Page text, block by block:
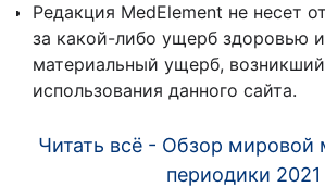
Редакция MedElement не несет
за какой-либо ущерб здоровью
материальный ущерб, возникший
использования данного сайта.
Читать всё - Обзор мировой
периодики 2021